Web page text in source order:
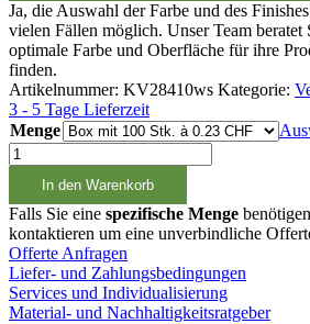
Ja, die Auswahl der Farbe und des
vielen Fällen möglich. Unser Team beratet
optimale Farbe und Oberfläche für ihre
finden.
Artikelnummer: KV28410ws Kategorie:
3 - 5 Tage Lieferzeit
Menge
Klappverschluss
mit
4,6mm
Öffnung,
28/410
Menge
In den Warenkorb
Falls Sie eine spezifische Menge
kontaktieren um eine unverbindliche
Offerte Anfragen
Liefer- und Zahlungsbedingungen
Services und Individualisierung
Material- und Nachhaltigkeitsratgeber